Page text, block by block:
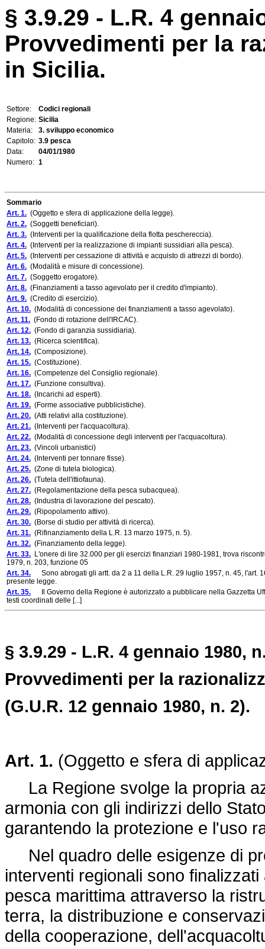
§ 3.9.29 - L.R. 4
Provvedimenti per la
in Sicilia.
Settore:
Codici regionali
Regione: Sicilia
Materia:
3. sviluppo economico
Capitolo: 3.9 pesca
Data:
04/01/1980
Numero: 1
Sommario
Art. 1. (Oggetto e sfera di applicazione della legge).
Art. 2. (Soggetti beneficiari).
Art. 3. (Interventi per la qualificazione della flotta peschereccia).
Art. 4. (Interventi per la realizzazione di impianti sussidiari alla pesca).
Art. 5. (Interventi per cessazione di attività e acquisto di attrezzi di bordo).
Art. 6. (Modalità e misure di concessione).
Art. 7. (Soggetto erogatore).
Art. 8. (Finanziamenti a tasso agevolato per il credito d'impianto).
Art. 9. (Credito di esercizio).
Art. 10. (Modalità di concessione dei finanziamenti a tasso agevolato).
Art. 11. (Fondo di rotazione dell'IRCAC).
Art. 12. (Fondo di garanzia sussidiaria).
Art. 13. (Ricerca scientifica).
Art. 14. (Composizione).
Art. 15. (Costituzione).
Art. 16. (Competenze del Consiglio regionale).
Art. 17. (Funzione consultiva).
Art. 18. (Incarichi ad esperti).
Art. 19. (Forme associative pubblicistiche).
Art. 20. (Atti relativi alla costituzione).
Art. 21. (Interventi per l'acquacoltura).
Art. 22. (Modalità di concessione degli interventi per l'acquacoltura).
Art. 23. (Vincoli urbanistici)
Art. 24. (Interventi per tonnare fisse).
Art. 25. (Zone di tutela biologica).
Art. 26. (Tutela dell'ittiofauna).
Art. 27. (Regolamentazione della pesca subacquea).
Art. 28. (Industria di lavorazione del pescato).
Art. 29. (Ripopolamento attivo).
Art. 30. (Borse di studio per attività di ricerca).
Art. 31. (Rifinanziamento della L.R. 13 marzo 1975, n. 5).
Art. 32. (Finanziamento della legge).
Art. 33. L'onere di lire 32.000 per gli esercizi finanziari 1980-1981, trova
1979, n. 203, funzione 05
Art. 34. Sono abrogati gli artt. da 2 a 11 della L.R. 29 luglio 1957, n. 45, l'art.
presente legge.
Art. 35. Il Governo della Regione è autorizzato a pubblicare nella Gazzetta
testi coordinati delle [...]
§ 3.9.29 - L.R. 4 gennaio 1980,
Provvedimenti per la
(G.U.R. 12 gennaio 1980, n. 2).
Art. 1. (Oggetto e sfera di
La Regione svolge la propria
armonia con gli indirizzi dello
garantendo la protezione e l'uso
Nel quadro delle esigenze di
interventi regionali sono
pesca marittima attraverso la
terra, la distribuzione e
della cooperazione,